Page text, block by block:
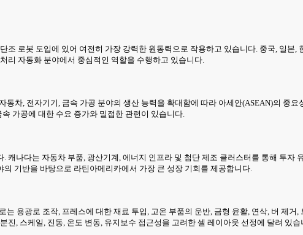
로봇 도입에 있어 여전히 가장 강력한 원동력으로 작용하고 있습니다. 중국, 일본,
리 자동화 분야에서 중심적인 역할을 수행하고 있습니다.
차, 전자기기, 금속 가공 분야의 생산 능력을 확대함에 따라 아세안(ASEAN)의 중
가공에 대한 수요 증가와 밀접한 관련이 있습니다.
나다는 자동차 부품, 광산기계, 에너지 인프라 및 첨단 제조 클러스터를 통해 투자
기반을 바탕으로 라틴아메리카에서 가장 큰 성장 기회를 제공합니다.
용광로 조작, 프레스에 대한 재료 투입, 고온 부품의 운반, 금형 윤활, 연삭, 버 제거
, 스케일, 진동, 온도 변동, 유지보수 접근성을 고려한 셀 레이아웃 선정에 달려 있습